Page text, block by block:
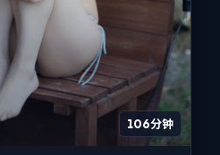
106分钟